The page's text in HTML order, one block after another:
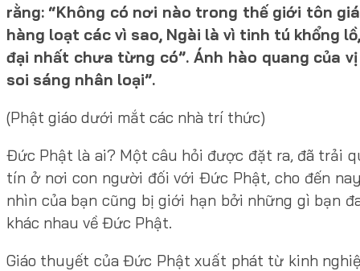
rằng: “Không có nơi nào trong thế giới tôn
hàng loạt các vì sao, Ngài là vì tinh tú khổng
đại nhất chưa từng có”. Ánh hào quang của
soi sáng nhân loại”.
(Phật giáo dưới mắt các nhà trí thức)
Đức Phật là ai? Một câu hỏi được đặt ra, đã trải
tín ở nơi con người đối với Đức Phật, cho đến
nhìn của bạn cũng bị giới hạn bởi những gì bạn
khác nhau về Đức Phật.
Giáo thuyết của Đức Phật xuất phát từ kinh